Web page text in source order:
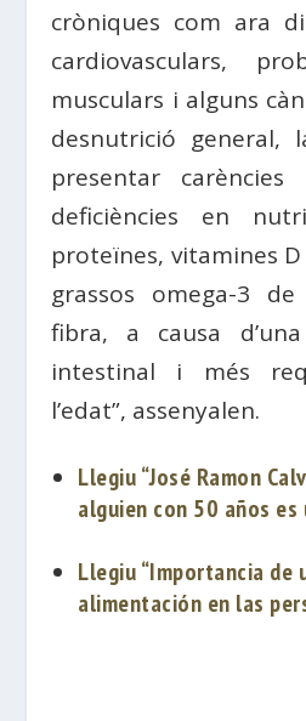
cròniques com ara
cardiovasculars,
musculars i alguns
desnutrició general,
presentar
deficiències en
proteïnes, vitamines D
grassos omega-3
fibra, a causa
intestinal i més
l’edat”, assenyalen.
Llegiu “José Ramon
alguien con 50 años
Llegiu “Importancia de
alimentación en las